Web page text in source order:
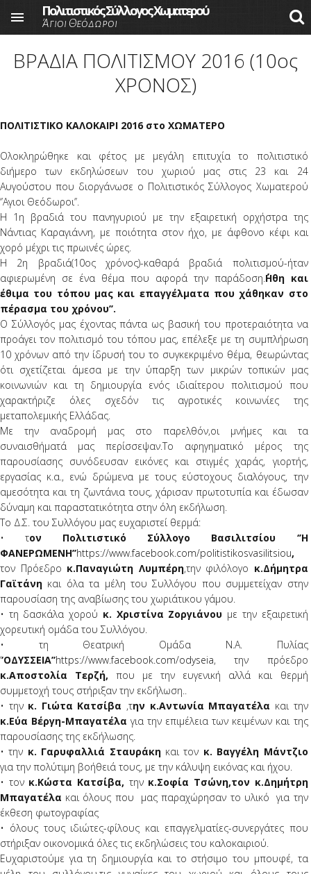
 Πολιτιστικός Σύλλογος Χωματερού
Άγιοι Θεόδωροι
ΒΡΑΔΙΑ ΠΟΛΙΤΙΣΜΟΥ 2016 (10ος
ΧΡΟΝΟΣ)
ΠΟΛΙΤΙΣΤΙΚΟ ΚΑΛΟΚΑΙΡΙ 2016 στο ΧΩΜΑΤΕΡΟ
Ολοκληρώθηκε και φέτος με μεγάλη επιτυχία το πολιτιστικό
διήμερο των εκδηλώσεων του χωριού μας στις 23 και 24
Αυγούστου που διοργάνωσε ο Πολιτιστικός Σύλλογος Χωματερού
‘’Αγιοι Θεόδωροι’’.
Η 1η βραδιά του πανηγυριού με την εξαιρετική ορχήστρα της
Νάντιας Καραγιάννη, με ποιότητα στον ήχο, με άφθονο κέφι και
χορό μέχρι τις πρωινές ώρες.
Η 2η βραδιά(10ος χρόνος)-καθαρά βραδιά πολιτισμού-ήταν
αφιερωμένη σε ένα θέμα που αφορά την παράδοση.΄΄Ηθη και
έθιμα του τόπου μας και επαγγέλματα που χάθηκαν στο
πέρασμα του χρόνου’’.
Ο Σύλλογός μας έχοντας πάντα ως βασική του προτεραιότητα να
προάγει τον πολιτισμό του τόπου μας, επέλεξε με τη συμπλήρωση
10 χρόνων από την ίδρυσή του το συγκεκριμένο θέμα, θεωρώντας
ότι σχετίζεται άμεσα με την ύπαρξη των μικρών τοπικών μας
κοινωνιών και τη δημιουργία ενός ιδιαίτερου πολιτισμού που
χαρακτήριζε όλες σχεδόν τις αγροτικές κοινωνίες της
μεταπολεμικής Ελλάδας.
Με την αναδρομή μας στο παρελθόν,οι μνήμες και τα
συναισθήματά μας περίσσεψαν.Το αφηγηματικό μέρος της
παρουσίασης συνόδευσαν εικόνες και στιγμές χαράς, γιορτής,
εργασίας κ.α., ενώ δρώμενα με τους εύστοχους διαλόγους, την
αμεσότητα και τη ζωντάνια τους, χάρισαν πρωτοτυπία και έδωσαν
δύναμη και παραστατικότητα στην όλη εκδήλωση.
To Δ.Σ. του Συλλόγου μας ευχαριστεί θερμά:
• τον Πολιτιστικό Σύλλογο Βασιλιτσίου
‘’Η
ΦΑΝΕΡΩΜΕΝΗ’’https://www.facebook.com/politistikosvasilitsiou,
τον Πρόεδρο κ.Παναγιώτη Λυμπέρη,την φιλόλογο κ.Δήμητρα
Γαϊτάνη και όλα τα μέλη του Συλλόγου που συμμετείχαν στην
παρουσίαση της αναβίωσης του χωριάτικου γάμου.
• τη δασκάλα χορού κ. Χριστίνα Ζοργιάνου με την εξαιρετική
χορευτική ομάδα του Συλλόγου.
• τη Θεατρική Ομάδα Ν.Α. Πυλίας
‘’ΟΔΥΣΣΕΙΑ’’https://www.facebook.com/odyseia, την πρόεδρο
κ.Αποστολία Τερζή, που με την ευγενική αλλά και θερμή
συμμετοχή τους στήριξαν την εκδήλωση..
• την κ. Γιώτα Κατσίβα ,την κ.Αντωνία Μπαγατέλα και την
κ.Εύα Βέργη-Μπαγατέλαγια την επιμέλεια των κειμένων και της
παρουσίασης της εκδήλωσης.
• την κ. Γαρυφαλλιά Σταυράκη και τον κ. Βαγγέλη Μάντζιο
για την πολύτιμη βοήθειά τους, με την κάλυψη εικόνας και ήχου.
• τον κ.Κώστα Κατσίβα, την κ.Σοφία Τσώνη,τον κ.Δημήτρη
Μπαγατέλα και όλους που μας παραχώρησαν το υλικό για την
έκθεση φωτογραφίας
• όλους τους ιδιώτες-φίλους και επαγγελματίες-συνεργάτες που
στήριξαν οικονομικά όλες τις εκδηλώσεις του καλοκαιριού.
Ευχαριστούμε για τη δημιουργία και το στήσιμο του μπουφέ, τα